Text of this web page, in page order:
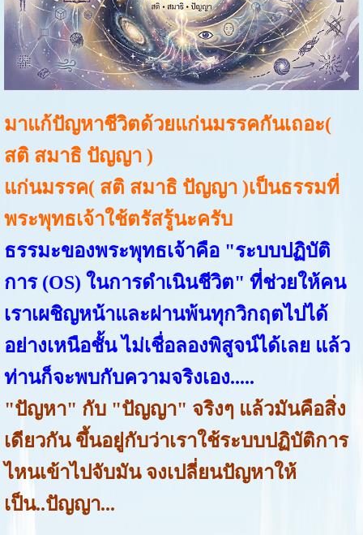
มาแก้ปัญหาชีวิตด้วยแก่นมรรคกันเถอะ(
สติ สมาธิ ปัญญา )
แก่นมรรค( สติ สมาธิ ปัญญา )เป็นธรรมที่
พระพุทธเจ้าใช้ตรัสรู้นะครับ
ธรรมะของพระพุทธเจ้าคือ "ระบบปฏิบัติ
การ (OS) ในการดำเนินชีวิต" ที่ช่วยให้คน
เราเผชิญหน้าและผ่านพ้นทุกวิกฤตไปได้
อย่างเหนือชั้น ไม่เชื่อลองพิสูจน์ได้เลย แล้ว
ท่านก็จะพบกับความจริงเอง.....
"ปัญหา" กับ "ปัญญา" จริงๆ แล้วมันคือสิ่ง
เดียวกัน ขึ้นอยู่กับว่าเราใช้ระบบปฏิบัติการ
ไหนเข้าไปจับมัน จงเปลี่ยนปัญหาให้
เป็น..ปัญญา...